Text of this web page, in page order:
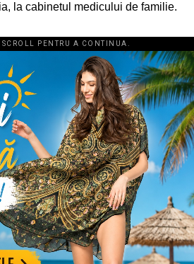
la cabinetul medicului de familie.
PENTRU A CONTINUA.